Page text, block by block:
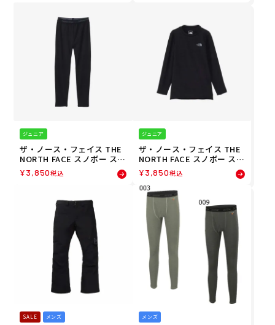
t NS62510-MR メンズ レデ
ィース ユニセックス 25-26
ジュニア
ザ・ノース・フェイス THE
NORTH FACE スノボー スノ
ボ スノーボード ウェア イン
ナーパンツ アンダーパンツ
WARM Trousers NUJ62341
-K ジュニア キッズ 子ども
男の子 女の子 24-25
¥3,850税込
ジュニア
ザ・ノース・フェイス THE
NORTH FACE スノボー スノ
ボ スノーボード ウェア イン
ナーシャツ アンダーシャツ
ロング スリーブ ウォーム ク
ルー TNF L/S WARM Crew
NUJ62340-K ジュニア キッ
ズ 子ども 男の子 女の子 24-
25
¥3,850税込
SALE メンズ メンズ